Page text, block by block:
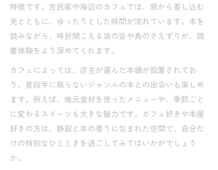
特徴です。古民家や海辺のカフェでは、窓から差し込む
光とともに、ゆったりとした時間が流れています。本を
読みながら、時折聞こえる波の音や鳥のさえずりが、読
書体験をより深めてくれます。
カフェによっては、店主が選んだ本棚が設置されてお
り、普段手に取らないジャンルの本との出会いも楽しめ
ます。例えば、地元食材を使ったメニューや、季節ごと
に変わるスイーツも大きな魅力です。カフェ好きや本屋
好きの方は、静寂と本の香りに包まれた空間で、自分だ
けの特別なひとときを過ごしてみてはいかがでしょう
か。